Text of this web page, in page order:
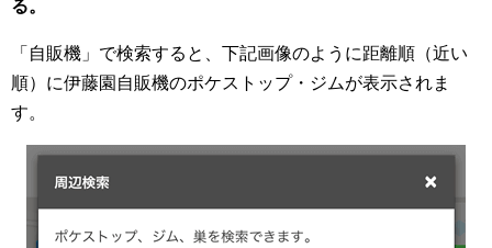
る。
「自販機」で検索すると、下記画像のように距離順（近い
順）に伊藤園自販機のポケストップ・ジムが表示されま
す。